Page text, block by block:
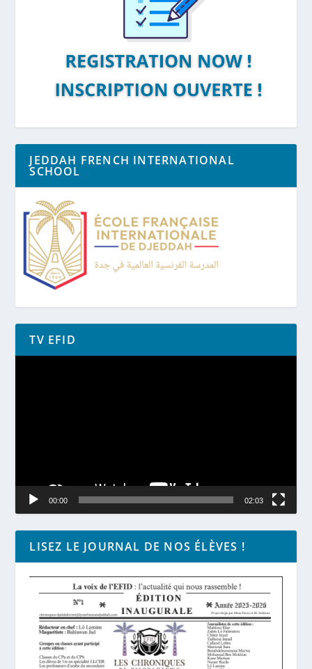
JEDDAH FRENCH INTERNATIONAL
SCHOOL
TV EFID
00:00 02:03
LISEZ LE JOURNAL DE NOS ÉLÈVES !